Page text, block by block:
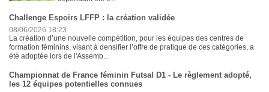
Challenge Espoirs LFFP : la création validée
08/06/2026 18:23
La création d’une nouvelle compétition, pour les équipes des centres de
formation féminins, visant à densifier l’offre de pratique de ces catégories, a
été adoptée lors de l'Assemb...
Championnat de France féminin Futsal D1 - Le règlement adopté,
les 12 équipes potentielles connues